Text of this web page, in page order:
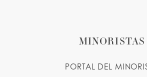
MINORISTAS
PORTAL DEL